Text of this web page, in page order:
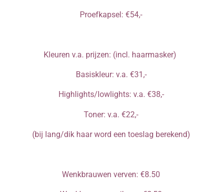
Proefkapsel: €54,-
Kleuren v.a. prijzen: (incl. haarmasker)
Basiskleur: v.a. €31,-
Highlights/lowlights: v.a. €38,-
Toner: v.a. €22,-
(bij lang/dik haar word een toeslag berekend)
Wenkbrauwen verven: €8.50